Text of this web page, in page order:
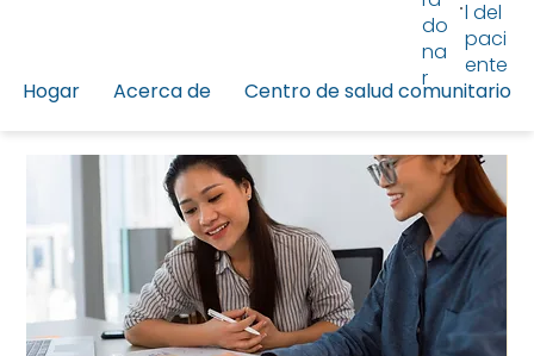
Hogar Acerca de Centro de salud comunitario
do
na
r
l del
paci
ente